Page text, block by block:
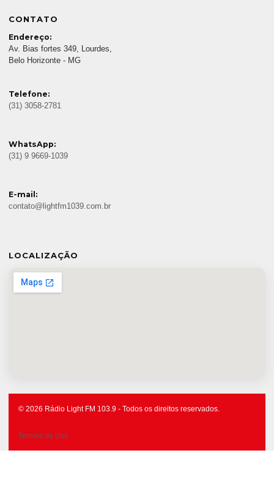
CONTATO
Endereço:
Av. Bias fortes 349, Lourdes,
Belo Horizonte - MG
Telefone:
(31) 3058-2781
WhatsApp:
(31) 9 9669-1039
E-mail:
contato@lightfm1039.com.br
LOCALIZAÇÃO
© 2026 Rádio Light FM 103.9 - Todos os direitos reservados.
Termos de Uso